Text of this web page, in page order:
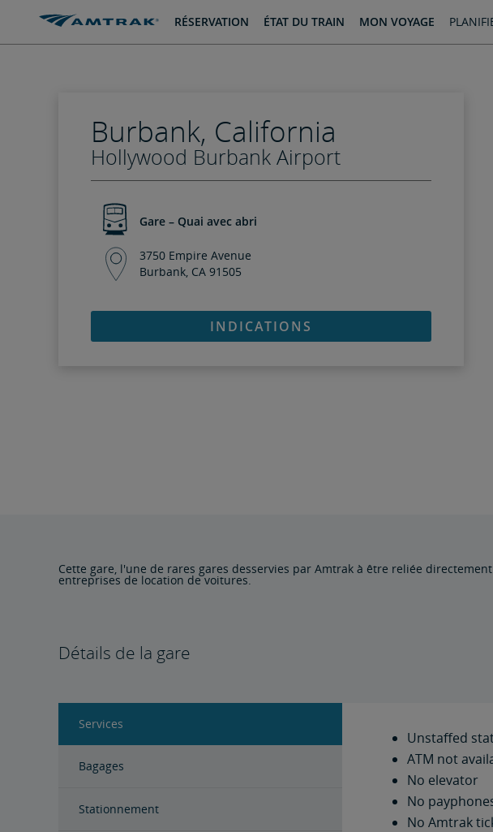
passer
passer
navigation
RÉSERVATION ÉTAT DU TRAIN MON VOYAGE
Burbank, California
Hollywood Burbank Airport
Gare – Quai avec abri
3750 Empire Avenue
Burbank, CA 91505
INDICATIONS
Cette gare, l'une de rares gares desservies par Amtrak à être reliée
entreprises de location de voitures.
Détails de la gare
Services
Bagages
Stationnement
Unstaffed
ATM not
No elevator
No
No Amtrak